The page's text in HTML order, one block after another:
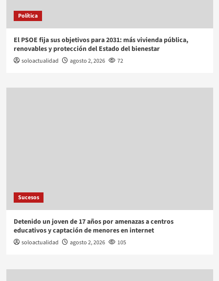
Política
El PSOE fija sus objetivos para 2031: más vivienda pública,
renovables y protección del Estado del bienestar
soloactualidad agosto 2, 2026 72
Sucesos
Detenido un joven de 17 años por amenazas a centros
educativos y captación de menores en internet
soloactualidad agosto 2, 2026 105